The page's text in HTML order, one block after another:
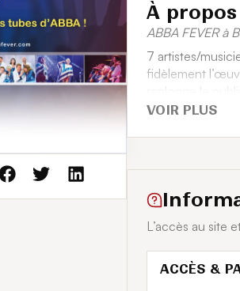
À propos
ABBA FEVER à
7 artistes/
fidèlement
replonge le
ABBA FEVER, le
reproduisant
VOIR PLUS
L’accès au site
ACCÈS &